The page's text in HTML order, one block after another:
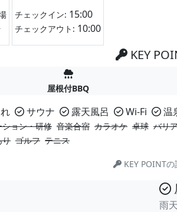
チェックイン: 15:00
チェックアウト: 10:00
KEY
屋根付BBQ
サウナ 露天風呂 Wi-Fi 温
ョン・研修 音楽合宿 カラオケ 卓球 バリ
り ゴルフ テニス
KEY POINTの
雨